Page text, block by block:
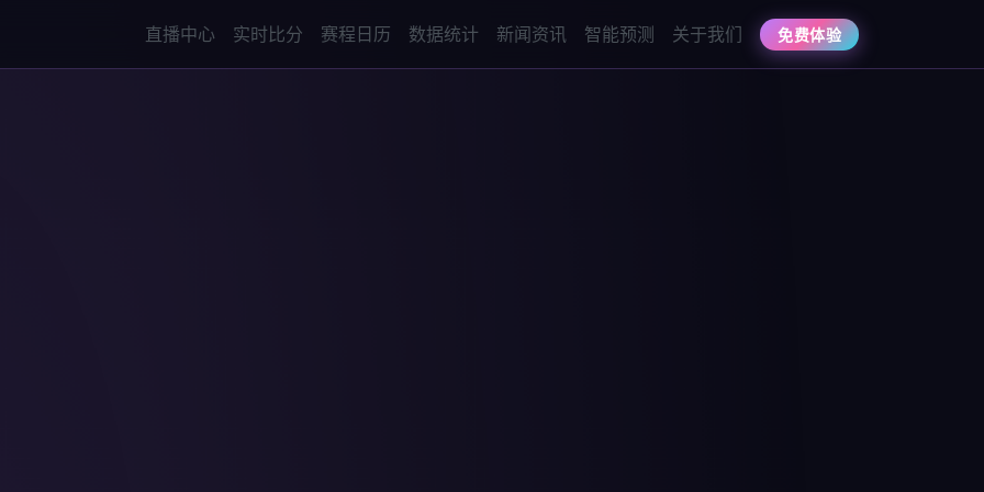
直播中心 实时比分 赛程日历 数据统计 新闻资讯 智能预测 关于我们 免费体验